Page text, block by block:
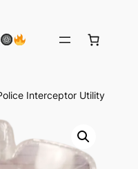
Interceptor Utility